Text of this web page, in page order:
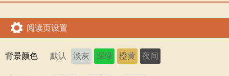
阅读页设置
背景颜色 默认 淡灰 深绿 橙黄 夜间